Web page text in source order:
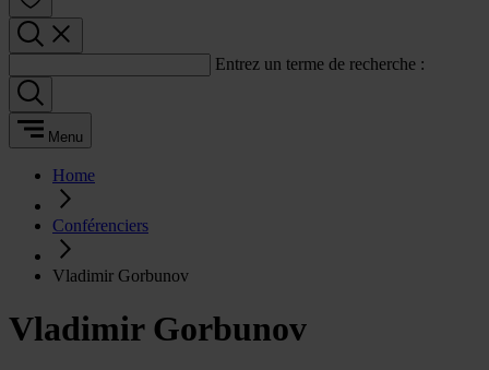
Entrez un terme de recherche :
Menu
Home
Conférenciers
Vladimir Gorbunov
Vladimir Gorbunov